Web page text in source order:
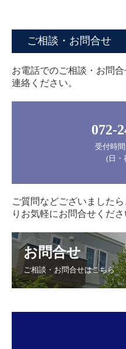
ご相談・お問合せ
お電話でのご相談・お問
連絡ください。
072-
受付時
(日・
ご質問などございました
りお気軽にお問合せくださ
お問合せ
ご相談・お問合せはこちら